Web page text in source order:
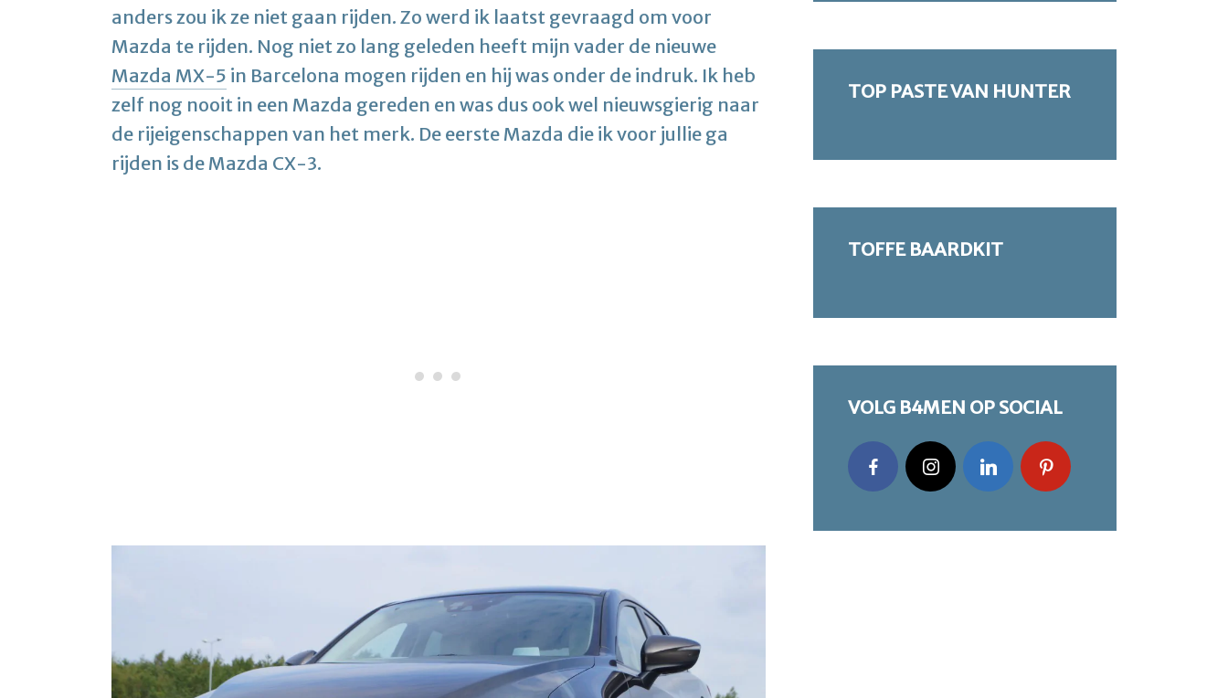
anders zou ik ze niet gaan rijden. Zo werd ik laatst gevraagd om voor
Mazda te rijden. Nog niet zo lang geleden heeft mijn vader de nieuwe
Mazda MX-5 in Barcelona mogen rijden en hij was onder de indruk. Ik heb
zelf nog nooit in een Mazda gereden en was dus ook wel nieuwsgierig naar
de rijeigenschappen van het merk. De eerste Mazda die ik voor jullie ga
rijden is de Mazda CX-3.
TOP PASTE VAN HUNTER
TOFFE BAARDKIT
VOLG B4MEN OP SOCIAL